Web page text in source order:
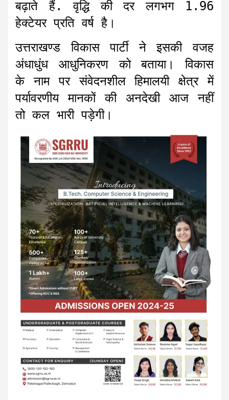
बढ़ाते हैं. वृद्धि की दर लगभग 1.96
हेक्टेयर प्रति वर्ष है।
उत्तराखण्ड विकास पार्टी ने इसकी वजह
अंधाधुंध आधुनिकरण को बताया। विकास
के नाम पर संवेदनशील हिमालयी क्षेत्र में
पर्यावरणीय मानकों की अनदेखी आज नहीं
तो कल भारी पड़ेगी।